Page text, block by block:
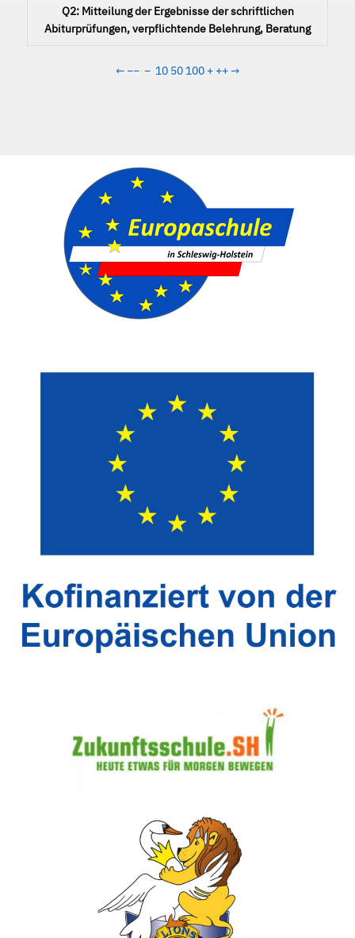
Q2: Mitteilung der Ergebnisse der schriftlichen
Abiturprüfungen, verpflichtende Belehrung, Beratung
← −− − 10 50 100 + ++→